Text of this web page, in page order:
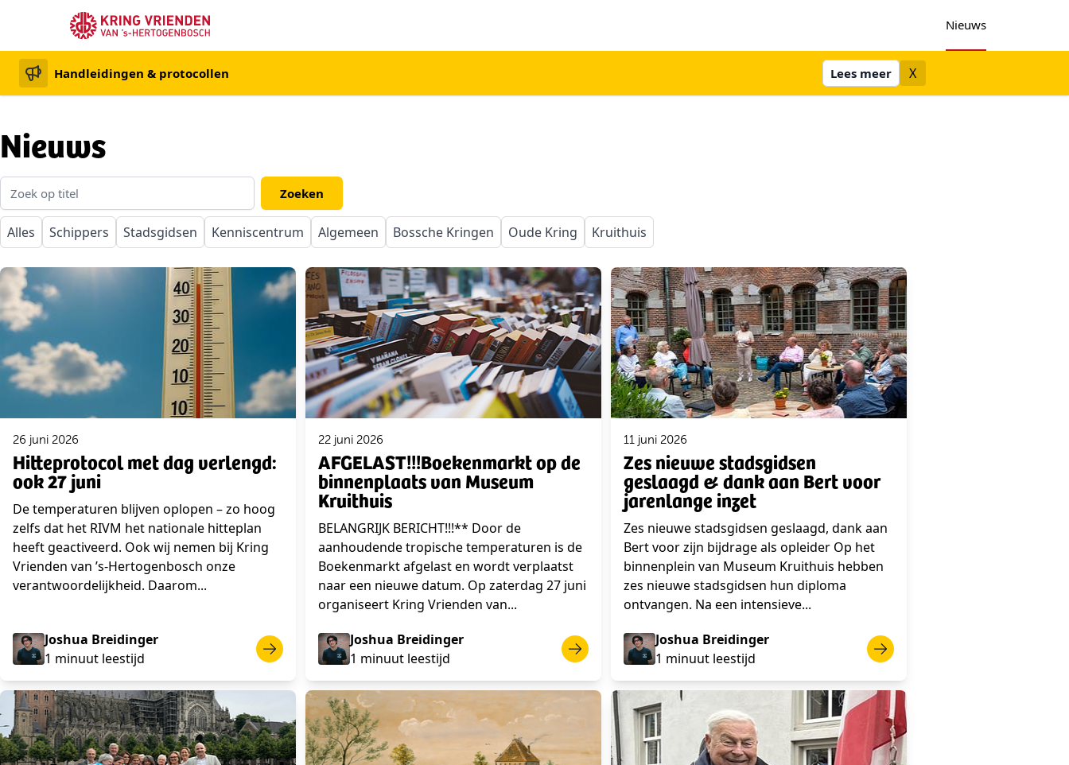
Nieuws
Handleidingen & protocollen Lees meer X
Nieuws
Alles Schippers Stadsgidsen Kenniscentrum Algemeen Bossche Kringen Oude Kring Kruithuis
26 juni 2026
Hitteprotocol met dag verlengd:
ook 27 juni
De temperaturen blijven oplopen – zo hoog
zelfs dat het RIVM het nationale hitteplan
heeft geactiveerd. Ook wij nemen bij Kring
Vrienden van ’s-Hertogenbosch onze
verantwoordelijkheid. Daarom...
Joshua Breidinger
1 minuut leestijd
22 juni 2026
AFGELAST!!!Boekenmarkt op de
binnenplaats van Museum
Kruithuis
BELANGRIJK BERICHT!!!** Door de
aanhoudende tropische temperaturen is de
Boekenmarkt afgelast en wordt verplaatst
naar een nieuwe datum. Op zaterdag 27 juni
organiseert Kring Vrienden van...
Joshua Breidinger
1 minuut leestijd
11 juni 2026
Zes nieuwe stadsgidsen
geslaagd & dank aan Bert voor
jarenlange inzet
Zes nieuwe stadsgidsen geslaagd, dank aan
Bert voor zijn bijdrage als opleider Op het
binnenplein van Museum Kruithuis hebben
zes nieuwe stadsgidsen hun diploma
ontvangen. Na een intensieve...
Joshua Breidinger
1 minuut leestijd